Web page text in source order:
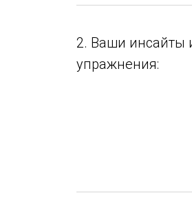
2. Ваши инсайты
упражнения: